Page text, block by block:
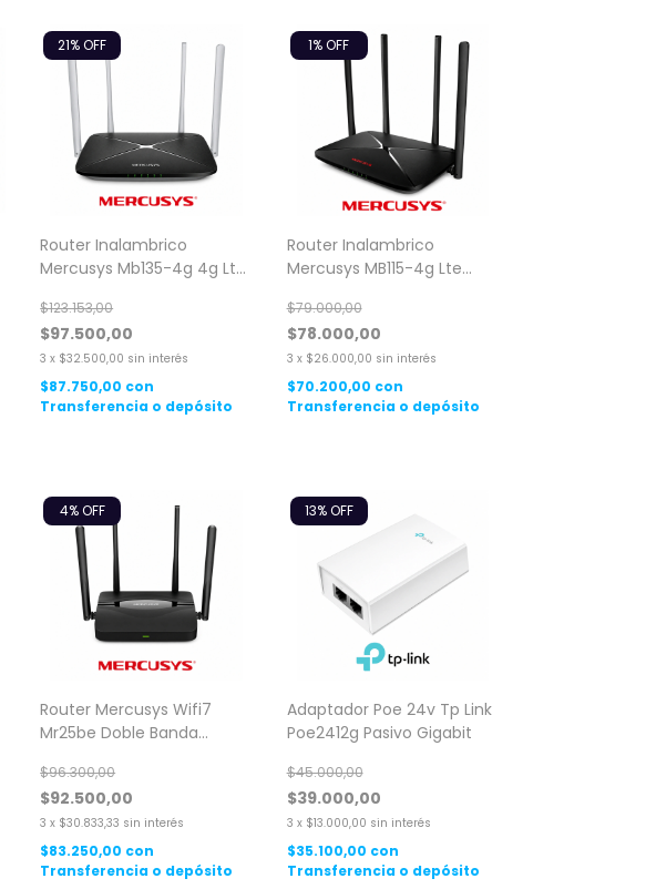
Router Inalambrico
Mercusys Mb135-4g 4g Lte
$97.500,00
$123.153,00
21% OFF
3 x $32.500,00 sin interés
$87.750,00 con
Transferencia o depósito
Router Inalambrico
Mercusys MB115-4g Lte
$78.000,00
$79.000,00
1% OFF
3 x $26.000,00 sin interés
$70.200,00 con
Transferencia o depósito
Router Mercusys Wifi7
Mr25be Doble Banda
$92.500,00
$96.300,00
4% OFF
3 x $30.833,33 sin interés
$83.250,00 con
Transferencia o depósito
Adaptador Poe 24v Tp Link
Poe2412g Pasivo Gigabit
$39.000,00
$45.000,00
13% OFF
3 x $13.000,00 sin interés
$35.100,00 con
Transferencia o depósito